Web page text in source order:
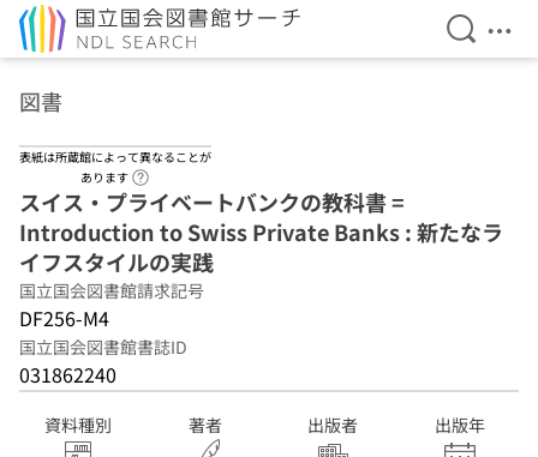
検索を
メ
図書
表紙は所蔵館によって異なることが
あります
スイス・プライベートバンクの教科書 =
Introduction to Swiss Private Banks : 新たなラ
イフスタイルの実践
国立国会図書館請求記号
DF256-M4
国立国会図書館書誌ID
031862240
資料種別 著者 出版者 出版年